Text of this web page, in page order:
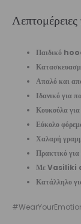
Παιδικό
Απαλό και
Ιδανικό για
Κουκούλα
Εύκολο
Χαλαρή
Πρακτικό
Με
Κατάλληλο